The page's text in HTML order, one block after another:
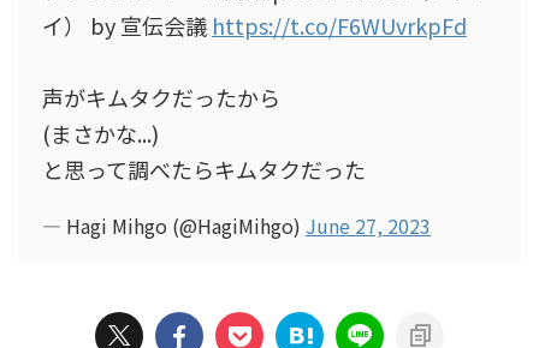
イ） by 宣伝会議 https://t.co/F6WUvrkpFd
声がキムタクだったから
(まさかな...)
と思って調べたらキムタクだった
— Hagi Mihgo (@HagiMihgo) June 27, 2023